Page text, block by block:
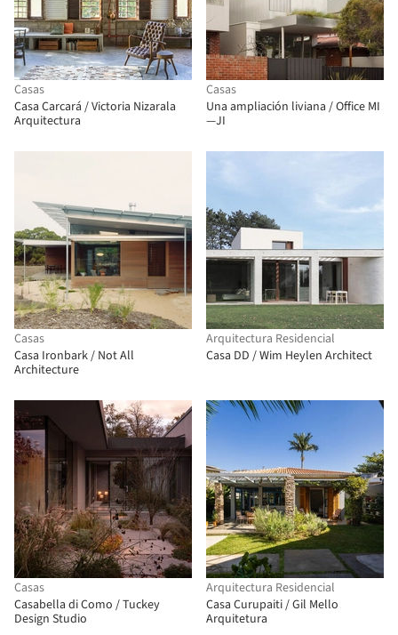
Casas
Casa Carcará / Victoria Nizarala
Arquitectura
Casas
Una ampliación liviana / Office MI
—JI
Casas
Casa Ironbark / Not All
Architecture
Arquitectura Residencial
Casa DD / Wim Heylen Architect
Casas
Casabella di Como / Tuckey
Design Studio
Arquitectura Residencial
Casa Curupaiti / Gil Mello
Arquitetura